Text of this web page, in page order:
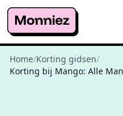
Home/Korting gidsen/
Korting bij Mango: Alle